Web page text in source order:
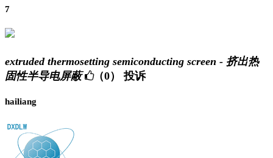
7
extruded thermosetting semiconducting screen - 挤出热
固性半导电屏蔽
（0） 投诉
hailiang